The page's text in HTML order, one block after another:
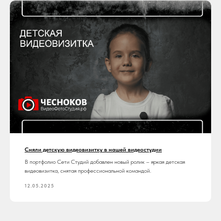
Сняли детскую видеовизитку в нашей видеостудии
В портфолио Сети Студий добавлен новый ролик – яркая детская
видеовизитка, снятая профессиональной командой.
12.05.2025